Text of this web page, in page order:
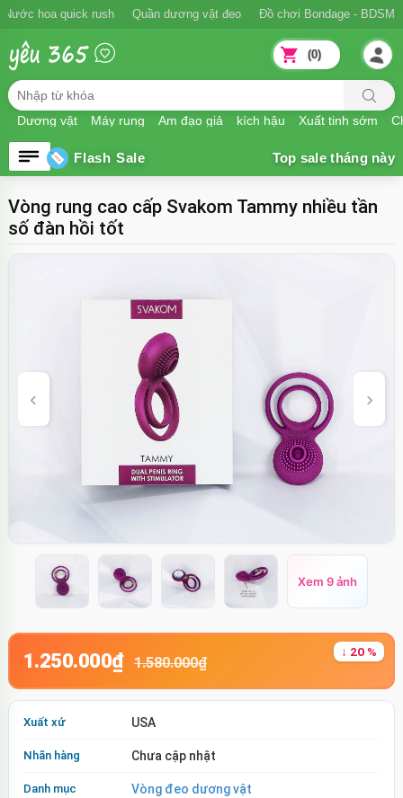
Ngăn xuất tinh sớm Nước hoa quick rush Quần dương vật đeo Đồ
Dương vật Máy rung Âm đạo giả kích hậu Xuất tinh sớm
(0)
Flash Sale
Vòng rung cao cấp Svakom Tammy nhiều tần
số đàn hồi tốt
Xem 9 ảnh
1.250.000₫ 1.580.000₫
↓ 20 %
Xuất xứ USA
Nhãn hàng Chưa cập nhật
Danh mục Vòng đeo dương vật